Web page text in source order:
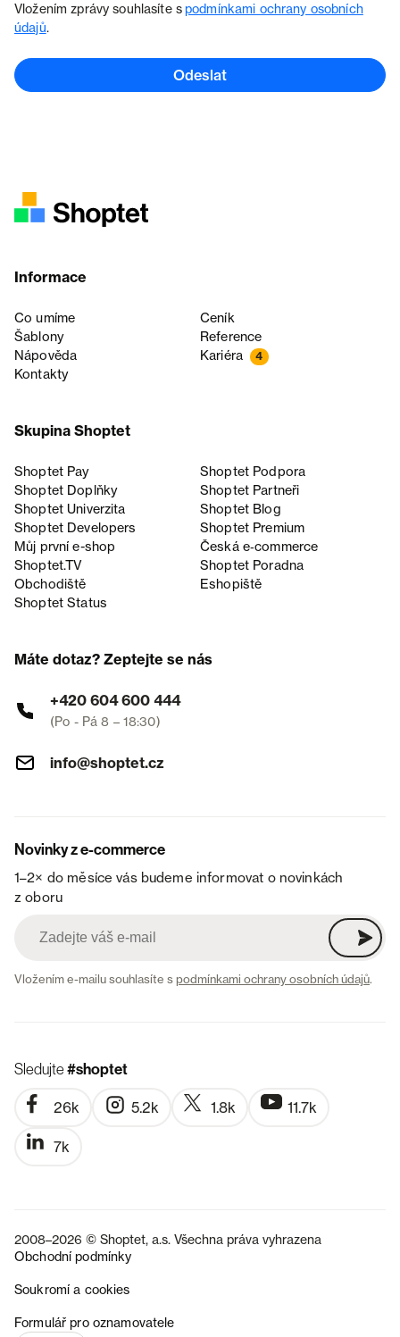
Vložením zprávy souhlasíte spodmínkami ochrany osobních
údajů.
Odeslat
Informace
Co umíme
Ceník
Šablony
Reference
Nápověda
Kariéra 4
Kontakty
Skupina Shoptet
Shoptet Pay
Shoptet Podpora
Shoptet Doplňky
Shoptet Partneři
Shoptet Univerzita
Shoptet Blog
Shoptet Developers
Shoptet Premium
Můj první e-shop
Česká e‑commerce
Shoptet.TV
Shoptet Poradna
Obchodiště
Eshopiště
Shoptet Status
Máte dotaz? Zeptejte se nás
+420 604 600 444
(Po - Pá 8 – 18:30)
info@shoptet.cz
Novinky z e-commerce
1–2× do měsíce vás budeme informovat o novinkách
z oboru
Vložením e-mailu souhlasíte spodmínkami ochrany osobních údajů.
Sledujte#shoptet
26k 5.2k 1.8k 11.7k
7k
2008–2026 © Shoptet, a.s. Všechna práva vyhrazena
Obchodní podmínky
Soukromí a cookies
Formulář pro oznamovatele